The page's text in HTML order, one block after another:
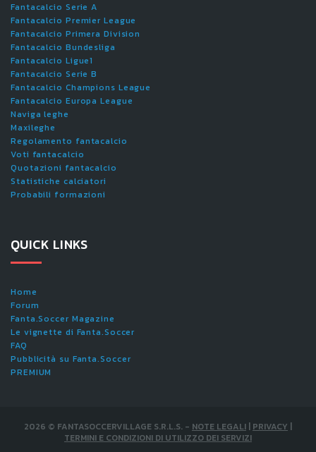
Fantacalcio Serie A
Fantacalcio Premier League
Fantacalcio Primera Division
Fantacalcio Bundesliga
Fantacalcio Ligue1
Fantacalcio Serie B
Fantacalcio Champions League
Fantacalcio Europa League
Naviga leghe
Maxileghe
Regolamento fantacalcio
Voti fantacalcio
Quotazioni fantacalcio
Statistiche calciatori
Probabili formazioni
QUICK LINKS
Home
Forum
Fanta.Soccer Magazine
Le vignette di Fanta.Soccer
FAQ
Pubblicità su Fanta.Soccer
PREMIUM
2026 © FANTASOCCERVILLAGE S.R.L.S. - NOTE LEGALI | PRIVACY |
TERMINI E CONDIZIONI DI UTILIZZO DEI SERVIZI